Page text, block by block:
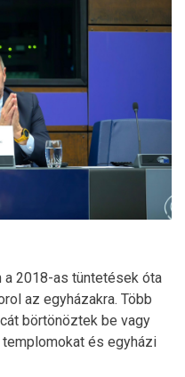
a 2018-as tüntetések óta
az egyházakra. Több
börtönöztek be vagy
és egyházi